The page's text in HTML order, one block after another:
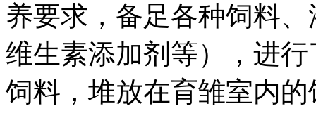
养要求，备足各种饲料
维生素添加剂等），进
饲料，堆放在育雏室内